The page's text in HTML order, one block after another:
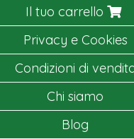
Il tuo carrello
Privacy e Cookies
Condizioni di
Chi siamo
Blog